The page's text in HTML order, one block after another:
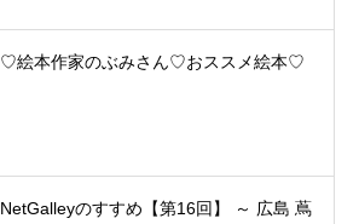
♡絵本作家のぶみさん♡おススメ絵本♡
NetGalleyのすすめ【第16回】 ～ 広島 蔦